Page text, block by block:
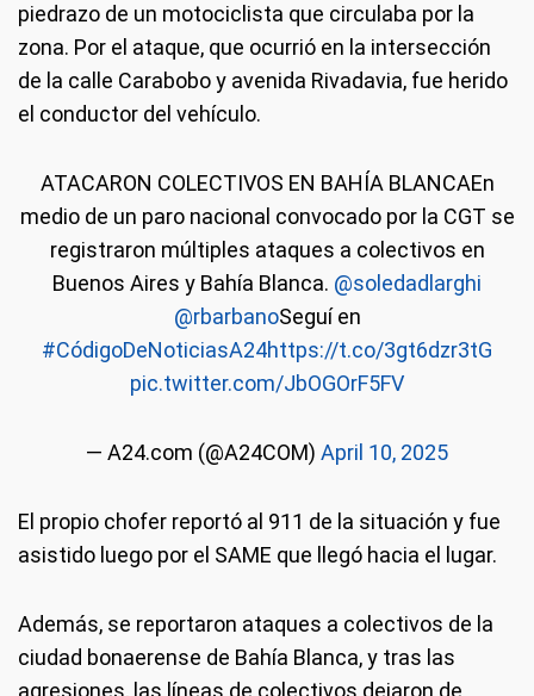
piedrazo de un motociclista que circulaba por la
zona. Por el ataque, que ocurrió en la intersección
de la calle Carabobo y avenida Rivadavia, fue herido
el conductor del vehículo.
ATACARON COLECTIVOS EN BAHÍA BLANCAEn
medio de un paro nacional convocado por la CGT se
registraron múltiples ataques a colectivos en
Buenos Aires y Bahía Blanca. @soledadlarghi
@rbarbanoSeguí en
#CódigoDeNoticiasA24https://t.co/3gt6dzr3tG
pic.twitter.com/JbOGOrF5FV
— A24.com (@A24COM) April 10, 2025
El propio chofer reportó al 911 de la situación y fue
asistido luego por el SAME que llegó hacia el lugar.
Además, se reportaron ataques a colectivos de la
ciudad bonaerense de Bahía Blanca, y tras las
agresiones, las líneas de colectivos dejaron de